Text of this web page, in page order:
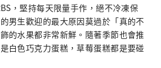
，堅持每天限量手作，絕不冷凍保
男生歡迎的最大原因莫過於「真的不
的水果都非常新鮮。隨著季節也會推
白色巧克力蛋糕，草莓蛋糕都是要碰